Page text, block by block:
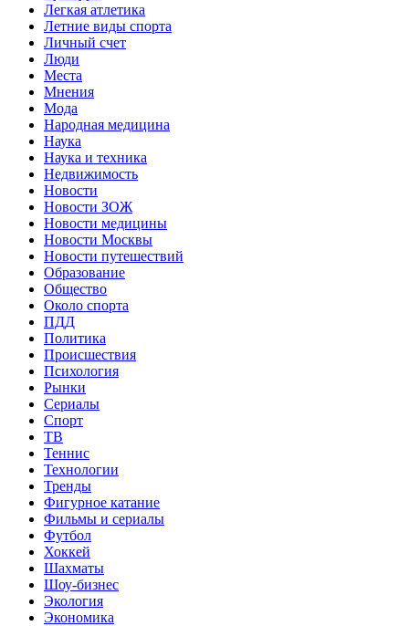
Легкая атлетика
Летние виды спорта
Личный счет
Люди
Места
Мнения
Мода
Народная медицина
Наука
Наука и техника
Недвижимость
Новости
Новости ЗОЖ
Новости медицины
Новости Москвы
Новости путешествий
Образование
Общество
Около спорта
ПДД
Политика
Происшествия
Психология
Рынки
Сериалы
Спорт
ТВ
Теннис
Технологии
Тренды
Фигурное катание
Фильмы и сериалы
Футбол
Хоккей
Шахматы
Шоу-бизнес
Экология
Экономика